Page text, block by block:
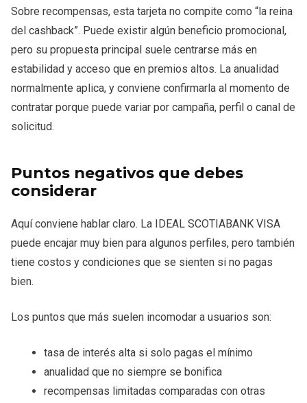
Sobre recompensas, esta tarjeta no compite como “la reina
del cashback”. Puede existir algún beneficio promocional,
pero su propuesta principal suele centrarse más en
estabilidad y acceso que en premios altos. La anualidad
normalmente aplica, y conviene confirmarla al momento de
contratar porque puede variar por campaña, perfil o canal de
solicitud.
Puntos negativos que debes
considerar
Aquí conviene hablar claro. La IDEAL SCOTIABANK VISA
puede encajar muy bien para algunos perfiles, pero también
tiene costos y condiciones que se sienten si no pagas
bien.
Los puntos que más suelen incomodar a usuarios son:
tasa de interés alta si solo pagas el mínimo
anualidad que no siempre se bonifica
recompensas limitadas comparadas con otras